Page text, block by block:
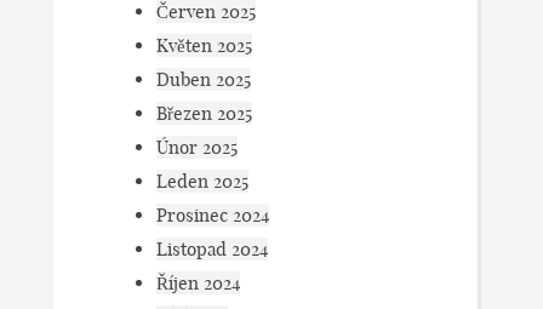
Červen 2025
Květen 2025
Duben 2025
Březen 2025
Únor 2025
Leden 2025
Prosinec 2024
Listopad 2024
Říjen 2024